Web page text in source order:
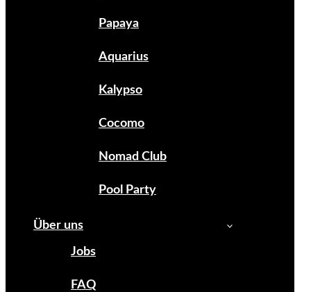
Papaya
Aquarius
Kalypso
Cocomo
Nomad Club
Pool Party
Über uns
Jobs
FAQ